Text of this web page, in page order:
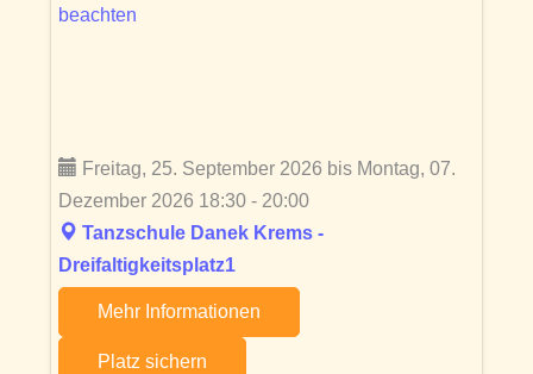
beachten
Freitag, 25. September 2026 bis Montag, 07.
Dezember 2026 18:30 - 20:00
Tanzschule Danek Krems -
Dreifaltigkeitsplatz1
Mehr Informationen
Platz sichern